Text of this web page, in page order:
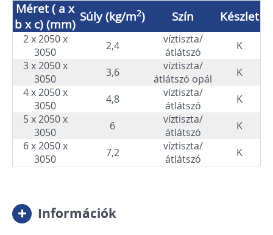
Méret ( a x
b x c) (mm)
Súly (kg/m2) Szín Készlet
2 x 2050 x
3050
2,4
víztiszta/
átlátszó
K
3 x 2050 x
3050
3,6
víztiszta/
átlátszó opál
K
4 x 2050 x
3050
4,8
víztiszta/
átlátszó
K
5 x 2050 x
3050
6
víztiszta/
átlátszó
K
6 x 2050 x
3050
7,2
víztiszta/
átlátszó
K
Információk